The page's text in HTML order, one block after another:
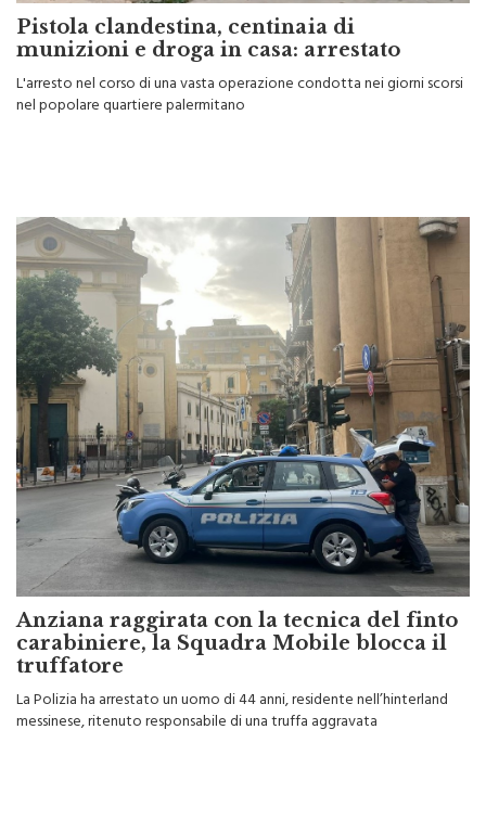
Pistola clandestina, centinaia di
munizioni e droga in casa: arrestato
L'arresto nel corso di una vasta operazione condotta nei giorni scorsi
nel popolare quartiere palermitano
Anziana raggirata con la tecnica del finto
carabiniere, la Squadra Mobile blocca il
truffatore
La Polizia ha arrestato un uomo di 44 anni, residente nell’hinterland
messinese, ritenuto responsabile di una truffa aggravata